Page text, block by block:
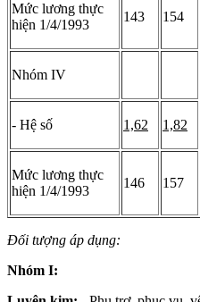
Mức lương thực
hiện 1/4/1993
143 154
Nhóm IV
- Hệ số 1,62 1,82
Mức lương thực
hiện 1/4/1993
146 157
Đối tượng áp dụng:
Nhóm I: